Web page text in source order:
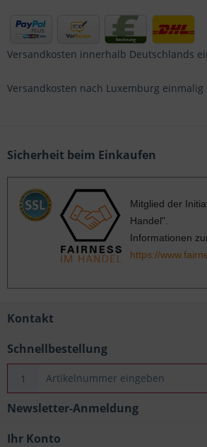
Versandkosten innerhalb Deutschlands
Versandkosten nach Luxemburg einmalig
Sicherheit beim Einkaufen
Mitglied der
Handel".
Informationen
https://
Kontakt
Schnellbestellung
Newsletter-Anmeldung
Ihr Konto